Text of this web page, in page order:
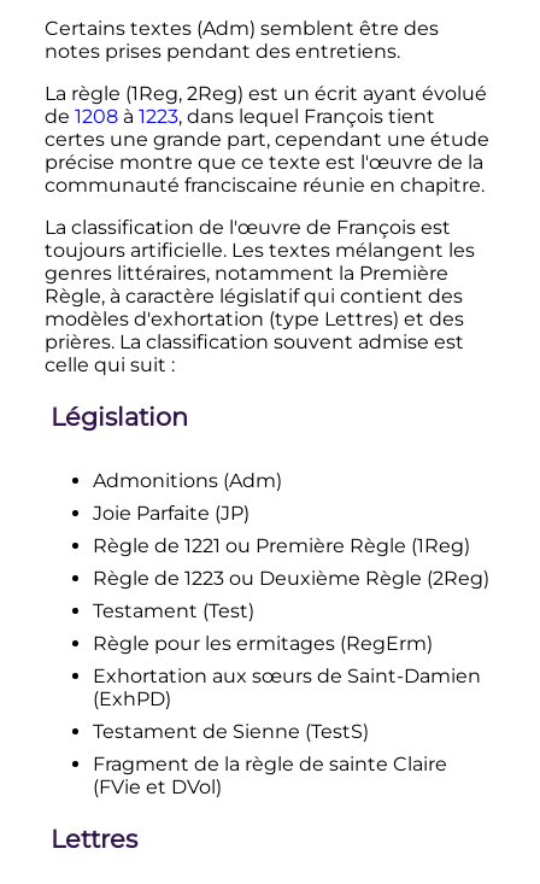
Certains textes (Adm) semblent être des
notes prises pendant des entretiens.
La règle (1Reg, 2Reg) est un écrit ayant évolué
de 1208à 1223, dans lequel François tient
certes une grande part, cependant une étude
précise montre que ce texte est l'œuvre de la
communauté franciscaine réunie en chapitre.
La classification de l'œuvre de François est
toujours artificielle. Les textes mélangent les
genres littéraires, notamment la Première
Règle, à caractère législatif qui contient des
modèles d'exhortation (type Lettres) et des
prières. La classification souvent admise est
celle qui suit :
Législation
Admonitions (Adm)
Joie Parfaite (JP)
Règle de 1221 ou Première Règle (1Reg)
Règle de 1223 ou Deuxième Règle (2Reg)
Testament (Test)
Règle pour les ermitages (RegErm)
Exhortation aux sœurs de Saint-Damien
(ExhPD)
Testament de Sienne (TestS)
Fragment de la règle de sainte Claire
(FVie et DVol)
Lettres